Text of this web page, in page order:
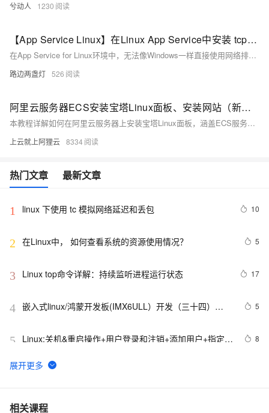
兮动人 1230
【App Service Linux】在Linux App Service中安装 tcpdump 并抓取网络包
在App Service for Linux环境中，无法像Windows一样直接使用网络排查工具抓包。本文介绍了如何通过TCPDUMP在Linux环境下抓取网络包，包括SSH进入容器、安装tcpdump、执行抓包命令及下载分析文件的完整操作步骤。
路边两盏灯 526
阿里云服务器ECS安装宝塔Linux面板、安装网站（新手图文教程）
本教程详解如何在阿里云服务器上安装宝塔Linux面板，涵盖ECS服务器手动安装步骤，包括系统准备、远程连接、安装命令执行、端口开放及LNMP环境部署，手把手引导用户快速搭建网站环境。
上云就上阿狸云 8334
热门文章 最新文章
1 linux 下使用 tc 模拟网络延迟和丢包 10
2 在Linux中， 如何查看系统的资源使用情况？ 5
3 Linux top命令详解：持续监听进程运行状态 17
4 嵌入式linux/鸿蒙开发板(IMX6ULL）开发（三十四）
5
5
Linux:关机&重启操作+用户登录和注销+添加用户+指定/
用户/登录用户+用户组+修改用户的组+用户组和相关文件
8
6 linux主机模式（Host-Only）的网络配置
7 VMware安装Linux第一天
相关课程